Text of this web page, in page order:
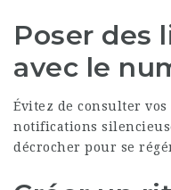
Poser des
avec le
Évitez de consulter
notifications
décrocher pour se